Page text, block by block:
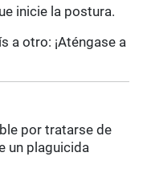
inicie la postura.
a otro: ¡Aténgase a
por tratarse de
un plaguicida